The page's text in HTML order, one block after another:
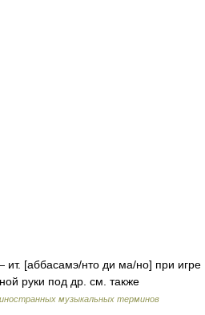
ит. [аббасамэ/нто ди ма/но] при игре
руки под др. см. также
музыкальных терминов